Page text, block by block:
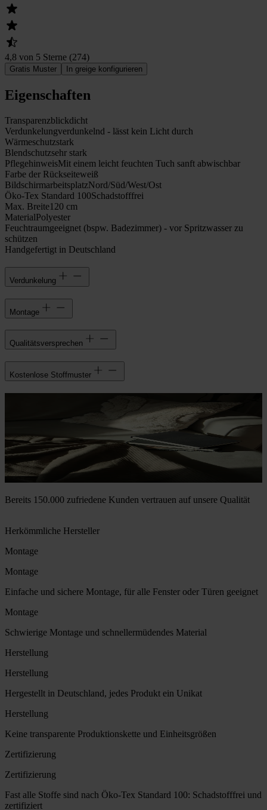
4,8 von 5 Sterne (274)
Gratis Muster In greige konfigurieren
Eigenschaften
Transparenzblickdicht
Verdunkelungverdunkelnd - lässt kein Licht durch
Wärmeschutzstark
Blendschutzsehr stark
PflegehinweisMit einem leicht feuchten Tuch sanft abwischbar
Farbe der Rückseiteweiß
BildschirmarbeitsplatzNord/Süd/West/Ost
Öko-Tex Standard 100Schadstofffrei
Max. Breite120 cm
MaterialPolyester
Feuchtraumgeeignet (bspw. Badezimmer) - vor Spritzwasser zu
schützen
Handgefertigt in Deutschland
Verdunkelung
Montage
Qualitätsversprechen
Kostenlose Stoffmuster
Bereits 150.000 zufriedene Kunden vertrauen auf unsere Qualität
Herkömmliche Hersteller
Montage
Montage
Einfache und sichere Montage, für alle Fenster oder Türen geeignet
Montage
Schwierige Montage und schnellermüdendes Material
Herstellung
Herstellung
Hergestellt in Deutschland, jedes Produkt ein Unikat
Herstellung
Keine transparente Produktionskette und Einheitsgrößen
Zertifizierung
Zertifizierung
Fast alle Stoffe sind nach Öko-Tex Standard 100: Schadstofffrei und
zertifiziert